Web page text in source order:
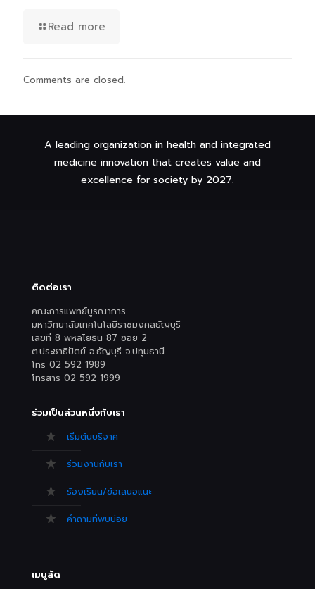
Read more
Comments are closed.
A leading organization in health and integrated
medicine innovation that creates value and
excellence for society by 2027.
ติดต่อเรา
คณะการแพทย์บูรณาการ
มหาวิทยาลัยเทคโนโลยีราชมงคลธัญบุรี
เลขที่ 8 พหลโยธิน 87 ซอย 2
ต.ประชาธิปัตย์ อ.ธัญบุรี จ.ปทุมธานี
โทร 02 592 1989
โทรสาร 02 592 1999
ร่วมเป็นส่วนหนึ่งกับเรา
เริ่มต้นบริจาค
ร่วมงานกับเรา
ร้องเรียน/ข้อเสนอแนะ
คำถามที่พบบ่อย
เมนูลัด